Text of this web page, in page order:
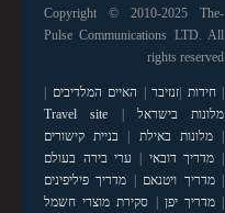
Copyright © 2010-2025 The-
Pulse Communications LTD. All
rights reserved
|חידות זנזיבר האיים המלדיבים
מלונות בישראל
Travel site
|מלונות באילת
בניית קישורים
מדריך דובאי
ערי בירה בעולם
|מדריך ויטנאם
מדריך פיליפינים
|מדריך יפן
סקירת מוצרי חשמל